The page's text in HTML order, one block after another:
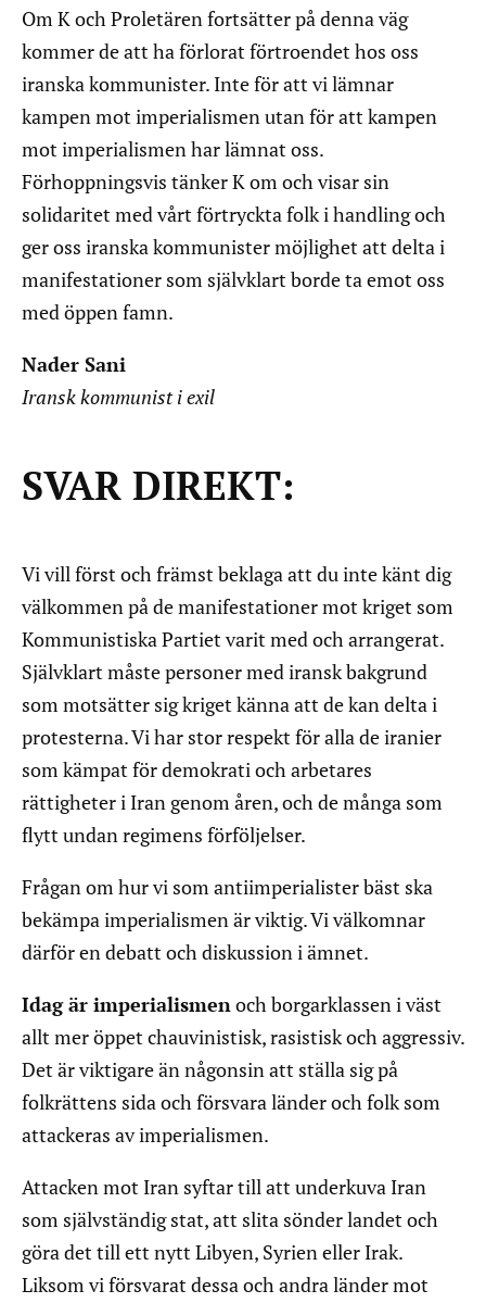
Om K och Proletären fortsätter på denna väg
kommer de att ha förlorat förtroendet hos oss
iranska kommunister. Inte för att vi lämnar
kampen mot imperialismen utan för att kampen
mot imperialismen har lämnat oss.
Förhoppningsvis tänker K om och visar sin
solidaritet med vårt förtryckta folk i handling och
ger oss iranska kommunister möjlighet att delta i
manifestationer som självklart borde ta emot oss
med öppen famn.
Nader Sani
Iransk kommunist i exil
SVAR DIREKT:
Vi vill först och främst beklaga att du inte känt dig
välkommen på de manifestationer mot kriget som
Kommunistiska Partiet varit med och arrangerat.
Självklart måste personer med iransk bakgrund
som motsätter sig kriget känna att de kan delta i
protesterna. Vi har stor respekt för alla de iranier
som kämpat för demokrati och arbetares
rättigheter i Iran genom åren, och de många som
flytt undan regimens förföljelser.
Frågan om hur vi som antiimperialister bäst ska
bekämpa imperialismen är viktig. Vi välkomnar
därför en debatt och diskussion i ämnet.
Idag är imperialismenoch borgarklassen i väst
allt mer öppet chauvinistisk, rasistisk och aggressiv.
Det är viktigare än någonsin att ställa sig på
folkrättens sida och försvara länder och folk som
attackeras av imperialismen.
Attacken mot Iran syftar till att underkuva Iran
som självständig stat, att slita sönder landet och
göra det till ett nytt Libyen, Syrien eller Irak.
Liksom vi försvarat dessa och andra länder mot